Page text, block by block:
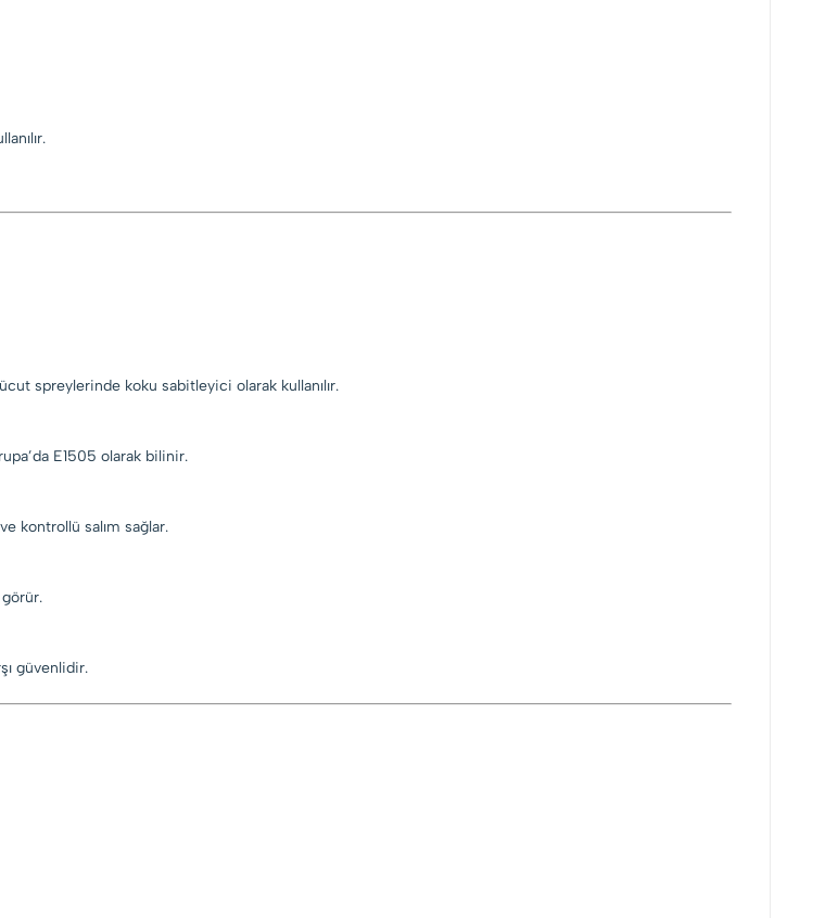
spreylerinde koku sabitleyici olarak kullanılır.
E1505 olarak bilinir.
kontrollü salım sağlar.
güvenlidir.